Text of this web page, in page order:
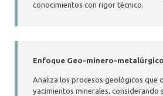
conocimientos con rigor técnico.
Enfoque Geo-minero-metalúrgico
Analiza los procesos geológicos que
yacimientos minerales, considerando